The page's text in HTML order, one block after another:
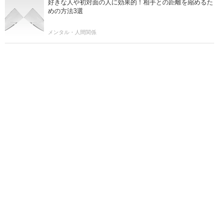
好きな人や初対面の人に効果的！相手との距離を縮めるた
めの方法3選
メンタル・人間関係